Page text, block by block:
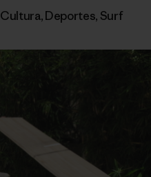
Cultura,Deportes, Surf